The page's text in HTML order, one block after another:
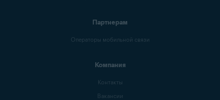
Партнерам
Операторы мобильной связи
Компания
Контакты
Вакансии